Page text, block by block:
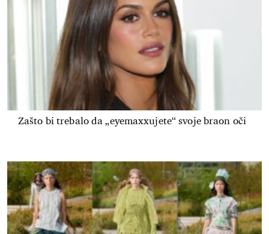
Zašto bi trebalo da „eyemaxxujete“ svoje braon oči